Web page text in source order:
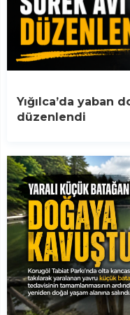
Yığılca’da yaban
düzenlendi